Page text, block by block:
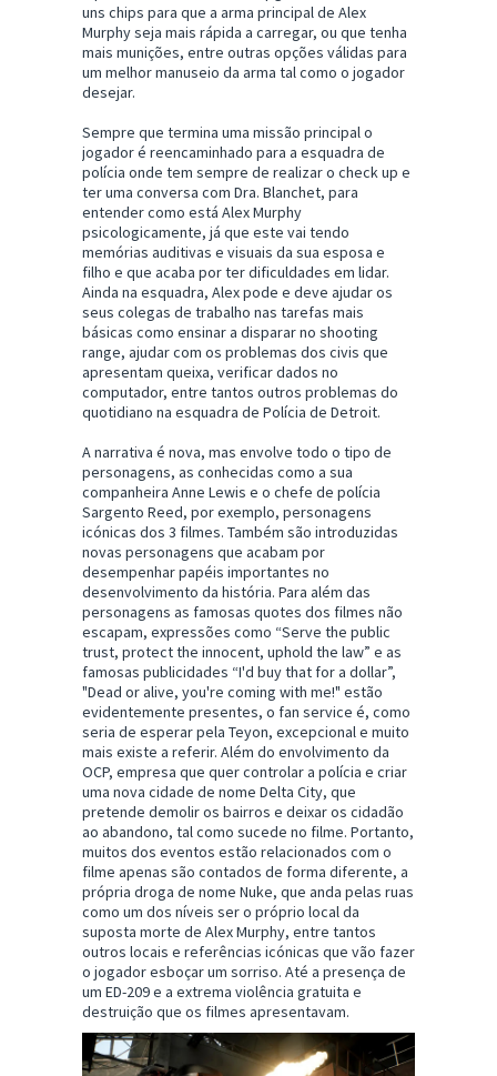
uns chips para que a arma principal de Alex
Murphy seja mais rápida a carregar, ou que tenha
mais munições, entre outras opções válidas para
um melhor manuseio da arma tal como o jogador
desejar.
Sempre que termina uma missão principal o
jogador é reencaminhado para a esquadra de
polícia onde tem sempre de realizar o check up e
ter uma conversa com Dra. Blanchet, para
entender como está Alex Murphy
psicologicamente, já que este vai tendo
memórias auditivas e visuais da sua esposa e
filho e que acaba por ter dificuldades em lidar.
Ainda na esquadra, Alex pode e deve ajudar os
seus colegas de trabalho nas tarefas mais
básicas como ensinar a disparar no shooting
range, ajudar com os problemas dos civis que
apresentam queixa, verificar dados no
computador, entre tantos outros problemas do
quotidiano na esquadra de Polícia de Detroit.
A narrativa é nova, mas envolve todo o tipo de
personagens, as conhecidas como a sua
companheira Anne Lewis e o chefe de polícia
Sargento Reed, por exemplo, personagens
icónicas dos 3 filmes. Também são introduzidas
novas personagens que acabam por
desempenhar papéis importantes no
desenvolvimento da história. Para além das
personagens as famosas quotes dos filmes não
escapam, expressões como “Serve the public
trust, protect the innocent, uphold the law” e as
famosas publicidades “I'd buy that for a dollar”,
"Dead or alive, you're coming with me!" estão
evidentemente presentes, o fan service é, como
seria de esperar pela Teyon, excepcional e muito
mais existe a referir. Além do envolvimento da
OCP, empresa que quer controlar a polícia e criar
uma nova cidade de nome Delta City, que
pretende demolir os bairros e deixar os cidadão
ao abandono, tal como sucede no filme. Portanto,
muitos dos eventos estão relacionados com o
filme apenas são contados de forma diferente, a
própria droga de nome Nuke, que anda pelas ruas
como um dos níveis ser o próprio local da
suposta morte de Alex Murphy, entre tantos
outros locais e referências icónicas que vão fazer
o jogador esboçar um sorriso. Até a presença de
um ED-209 e a extrema violência gratuita e
destruição que os filmes apresentavam.